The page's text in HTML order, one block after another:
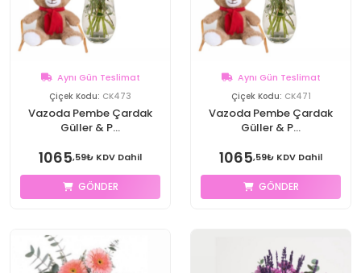
Aynı Gün Teslimat
Çiçek Kodu: CK473
Vazoda Pembe Çardak
Güller & P...
1065,59₺ KDV Dahil
GÖNDER
Aynı Gün Teslimat
Çiçek Kodu: CK471
Vazoda Pembe Çardak
Güller & P...
1065,59₺ KDV Dahil
GÖNDER